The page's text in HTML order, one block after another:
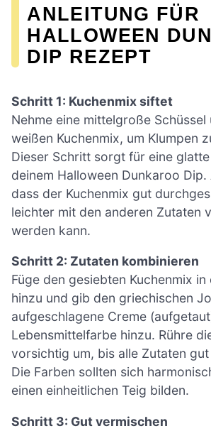
ANLEITUNG FÜR
HALLOWEEN
DIP REZEPT
Schritt 1: Kuchenmix siftet
Nehme eine mittelgroße Schüssel
weißen Kuchenmix, um Klumpen
Dieser Schritt sorgt für eine
deinem Halloween Dunkaroo
dass der Kuchenmix gut
leichter mit den anderen Zutaten
werden kann.
Schritt 2: Zutaten kombinieren
Füge den gesiebten Kuchenmix in
hinzu und gib den griechischen
aufgeschlagene Creme
Lebensmittelfarbe hinzu. Rühre
vorsichtig um, bis alle Zutaten
Die Farben sollten sich
einen einheitlichen Teig bilden.
Schritt 3: Gut vermischen